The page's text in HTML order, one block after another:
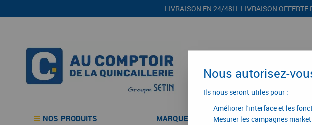
LIVRAISON EN 24/48H. LIVRAISON OFFERTE
NOS PRODUITS MARQUES
Nous autorisez-
Ils nous seront utiles pour :
Améliorer l'interface et les
Mesurer les campagnes